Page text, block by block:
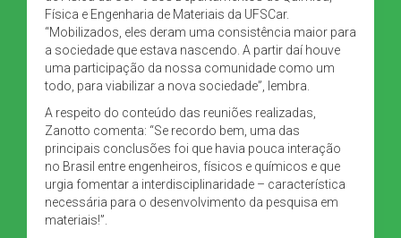
Física e Engenharia de Materiais da UFSCar.
“Mobilizados, eles deram uma consistência maior para
a sociedade que estava nascendo. A partir daí houve
uma participação da nossa comunidade como um
todo, para viabilizar a nova sociedade”, lembra.
A respeito do conteúdo das reuniões realizadas,
Zanotto comenta: “Se recordo bem, uma das
principais conclusões foi que havia pouca interação
no Brasil entre engenheiros, físicos e químicos e que
urgia fomentar a interdisciplinaridade – característica
necessária para o desenvolvimento da pesquisa em
materiais!”.